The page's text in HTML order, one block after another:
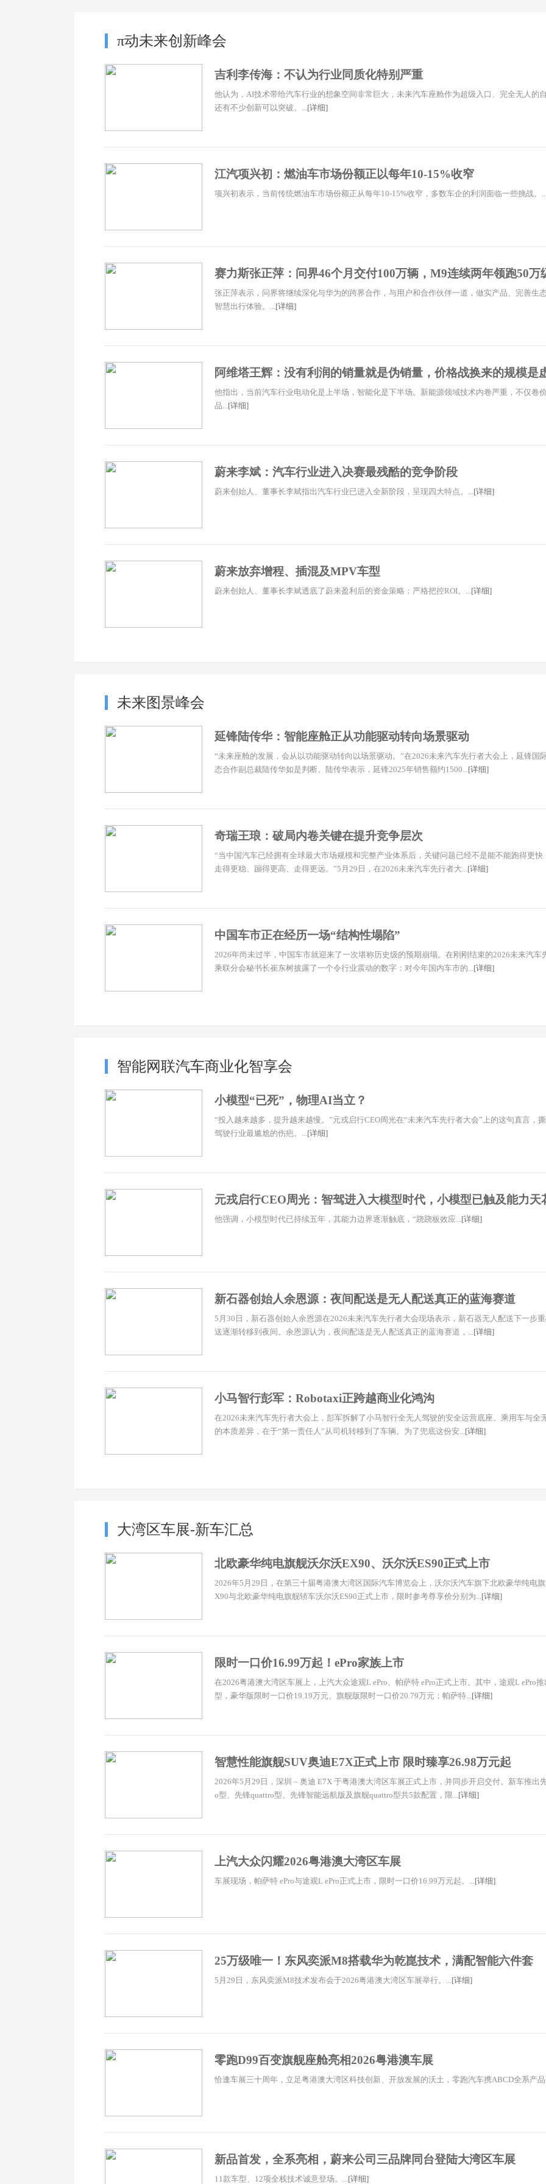
π动未来创新峰会
吉利李传海：不认为行业同质化特别严重
他认为，AI技术带给汽车行业的想象空间非常巨大，未来汽车座舱作为超级入口、完全无人的
还有不少创新可以突破。...[详细]
江汽项兴初：燃油车市场份额正以每年10-15%收窄
项兴初表示，当前传统燃油车市场份额正从每年10-15%收窄，多数车企的利润面临一些挑战。
赛力斯张正萍：问界46个月交付100万辆，M9连续两年领跑50万
张正萍表示，问界将继续深化与华为的跨界合作，与用户和合作伙伴一道，做实产品、完善生
智慧出行体验。...[详细]
阿维塔王辉：没有利润的销量就是伪销量，价格战换来的规模是
他指出，当前汽车行业电动化是上半场，智能化是下半场。新能源领域技术内卷严重，不仅卷
品...[详细]
蔚来李斌：汽车行业进入决赛最残酷的竞争阶段
蔚来创始人、董事长李斌指出汽车行业已进入全新阶段，呈现四大特点。...[详细]
​蔚来放弃增程、插混及MPV车型
蔚来创始人、董事长李斌透底了蔚来盈利后的资金策略：严格把控ROI。...[详细]
未来图景峰会
延锋陆传华：智能座舱正从功能驱动转向场景驱动
“未来座舱的发展，会从以功能驱动转向以场景驱动。”在2026未来汽车先行者大会上，延锋国
态合作副总裁陆传华如是判断。陆传华表示，延锋2025年销售额约1500...[详细]
奇瑞王琅：破局内卷关键在提升竞争层次
“当中国汽车已经拥有全球最大市场规模和完整产业体系后，关键问题已经不是能不能跑得更快
走得更稳、蹦得更高、走得更远。”5月29日，在2026未来汽车先行者大...[详细]
中国车市正在经历一场“结构性塌陷”
2026年尚未过半，中国车市就迎来了一次堪称历史级的预期崩塌。在刚刚结束的2026未来汽车
乘联分会秘书长崔东树披露了一个令行业震动的数字：对今年国内车市的...[详细]
智能网联汽车商业化智享会
小模型“已死”，物理AI当立？
“投入越来越多，提升越来越慢。”元戎启行CEO周光在“未来汽车先行者大会”上的这句直言，
驾驶行业最尴尬的伤疤。...[详细]
元戎启行CEO周光：智驾进入大模型时代，小模型已触及能力天
他强调，小模型时代已持续五年，其能力边界逐渐触底，“跷跷板效应...[详细]
新石器创始人余恩源：夜间配送是无人配送真正的蓝海赛道
5月30日，新石器创始人余恩源在2026未来汽车先行者大会现场表示，新石器无人配送下一步
送逐渐转移到夜间。余恩源认为，夜间配送是无人配送真正的蓝海赛道，...[详细]
小马智行彭军：Robotaxi正跨越商业化鸿沟
在2026未来汽车先行者大会上，彭军拆解了小马智行全无人驾驶的安全运营底座。乘用车与全
的本质差异，在于“第一责任人”从司机转移到了车辆。为了兜底这份安...[详细]
大湾区车展-新车汇总
北欧豪华纯电旗舰沃尔沃EX90、沃尔沃ES90正式上市
2026年5月29日，在第三十届粤港澳大湾区国际汽车博览会上，沃尔沃汽车旗下北欧豪华纯电
X90与北欧豪华纯电旗舰轿车沃尔沃ES90正式上市，限时参考尊享价分别为...[详细]
限时一口价16.99万起！ePro家族上市
在2026粤港澳大湾区车展上，上汽大众途观L ePro、帕萨特 ePro正式上市。其中，途观L ePro
型，豪华版限时一口价19.19万元、旗舰版限时一口价20.79万元；帕萨特...[详细]
智慧性能旗舰SUV奥迪E7X正式上市 限时臻享26.98万元起
2026年5月29日，深圳 – 奥迪 E7X 于粤港澳大湾区车展正式上市，并同步开启交付。新车推出
o型、先锋quattro型、先锋智能远航版及旗舰quattro型共5款配置，限...[详细]
上汽大众闪耀2026粤港澳大湾区车展
车展现场，帕萨特 ePro与途观L ePro正式上市，限时一口价16.99万元起。...[详细]
25万级唯一！东风奕派M8搭载华为乾崑技术，满配智能六件套
5月29日，东风奕派M8技术发布会于2026粤港澳大湾区车展举行。...[详细]
零跑D99百变旗舰座舱亮相2026粤港澳车展
恰逢车展三十周年，立足粤港澳大湾区科技创新、开放发展的沃土，零跑汽车携ABCD全系产品
新品首发，全系亮相，蔚来公司三品牌同台登陆大湾区车展
11款车型、12项全栈技术诚意登场。...[详细]